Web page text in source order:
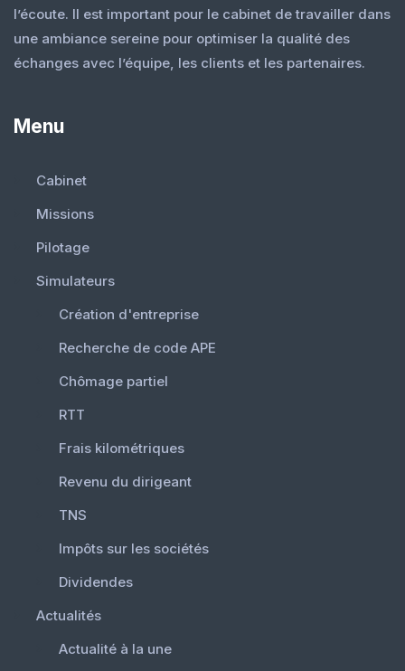
l’écoute. Il est important pour le cabinet de travailler dans
une ambiance sereine pour optimiser la qualité des
échanges avec l’équipe, les clients et les partenaires.
Menu
Cabinet
Missions
Pilotage
Simulateurs
Création d'entreprise
Recherche de code APE
Chômage partiel
RTT
Frais kilométriques
Revenu du dirigeant
TNS
Impôts sur les sociétés
Dividendes
Actualités
Actualité à la une